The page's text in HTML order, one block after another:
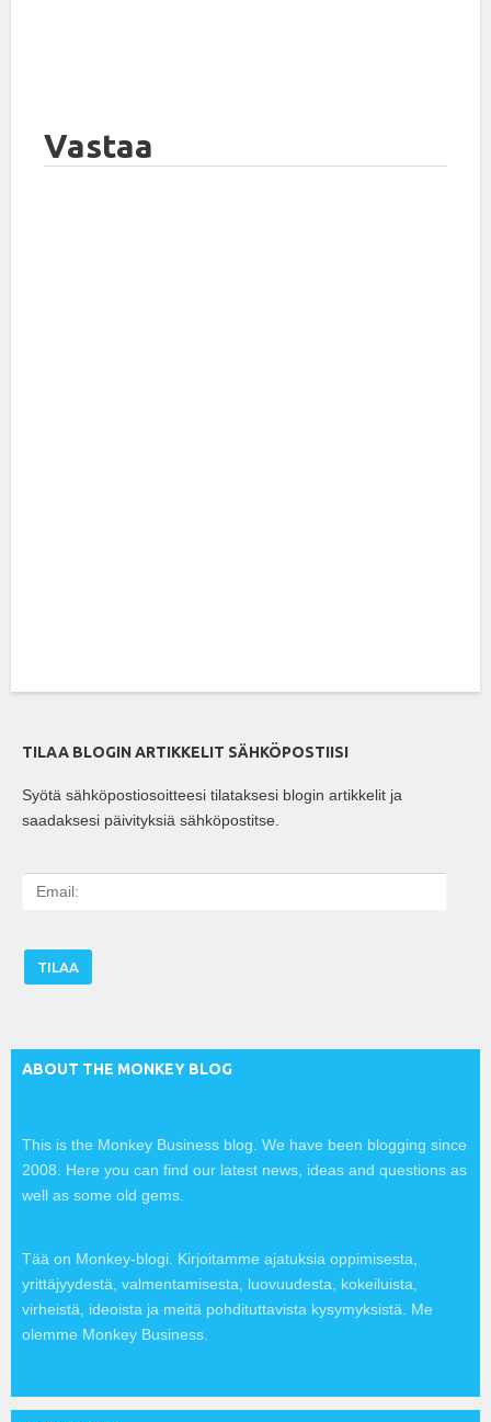
Vastaa
TILAA BLOGIN ARTIKKELIT SÄHKÖPOSTIISI
Syötä sähköpostiosoitteesi tilataksesi blogin artikkelit ja
saadaksesi päivityksiä sähköpostitse.
l
ABOUT THE MONKEY BLOG
This is the Monkey Business blog. We have been blogging since
2008. Here you can find our latest news, ideas and questions as
well as some old gems.
Tää on Monkey-blogi. Kirjoitamme ajatuksia oppimisesta,
yrittäjyydestä, valmentamisesta, luovuudesta, kokeiluista,
virheistä, ideoista ja meitä pohdituttavista kysymyksistä. Me
olemme Monkey Business.